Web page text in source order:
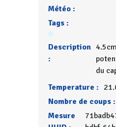
Météo :
Tags :
Description
:
du
Temperature :
Nombre de coups :
Mesure